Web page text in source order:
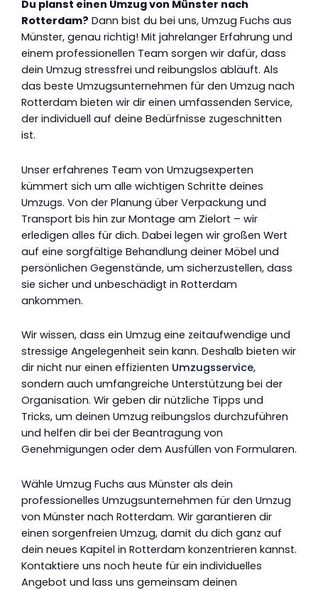
Du planst einen Umzug von Münster nach
Rotterdam? Dann bist du bei uns, Umzug Fuchs aus
Münster, genau richtig! Mit jahrelanger Erfahrung und
einem professionellen Team sorgen wir dafür, dass
dein Umzug stressfrei und reibungslos abläuft. Als
das beste Umzugsunternehmen für den Umzug nach
Rotterdam bieten wir dir einen umfassenden Service,
der individuell auf deine Bedürfnisse zugeschnitten
ist.
Unser erfahrenes Team von Umzugsexperten
kümmert sich um alle wichtigen Schritte deines
Umzugs. Von der Planung über Verpackung und
Transport bis hin zur Montage am Zielort – wir
erledigen alles für dich. Dabei legen wir großen Wert
auf eine sorgfältige Behandlung deiner Möbel und
persönlichen Gegenstände, um sicherzustellen, dass
sie sicher und unbeschädigt in Rotterdam
ankommen.
Wir wissen, dass ein Umzug eine zeitaufwendige und
stressige Angelegenheit sein kann. Deshalb bieten wir
dir nicht nur einen effizienten Umzugsservice,
sondern auch umfangreiche Unterstützung bei der
Organisation. Wir geben dir nützliche Tipps und
Tricks, um deinen Umzug reibungslos durchzuführen
und helfen dir bei der Beantragung von
Genehmigungen oder dem Ausfüllen von Formularen.
Wähle Umzug Fuchs aus Münster als dein
professionelles Umzugsunternehmen für den Umzug
von Münster nach Rotterdam. Wir garantieren dir
einen sorgenfreien Umzug, damit du dich ganz auf
dein neues Kapitel in Rotterdam konzentrieren kannst.
Kontaktiere uns noch heute für ein individuelles
Angebot und lass uns gemeinsam deinen